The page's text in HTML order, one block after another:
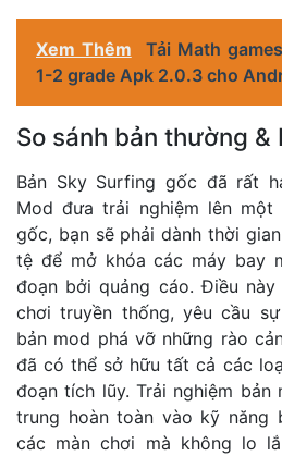
Xem Thêm
Tải Math
1-2 grade Apk 2.0.3 cho
So sánh bản thường &
Bản Sky Surfing gốc đã rất
Mod đưa trải nghiệm lên
gốc, bạn sẽ phải dành thời
tệ để mở khóa các máy bay
đoạn bởi quảng cáo. Điều
chơi truyền thống, yêu cầu
bản mod phá vỡ những rào
đã có thể sở hữu tất cả các
đoạn tích lũy. Trải nghiệm bản
trung hoàn toàn vào kỹ năng
các màn chơi mà không lo